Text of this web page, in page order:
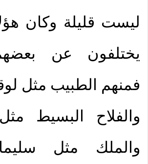
ليست قليلة وكان
يختلفون عن
فمنهم الطبيب مثل
والفلاح البسيط
والملك مثل